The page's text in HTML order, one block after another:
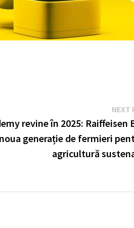
NEXT
revine în 2025: Raiffeisen
generație de fermieri
agricultură